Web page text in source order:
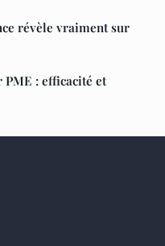
révèle vraiment sur
: efficacité et